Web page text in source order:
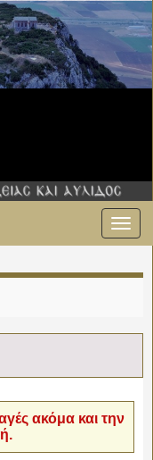
ακόμα και την